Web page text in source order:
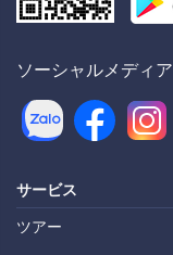
ソーシャルメディア
サービス
ツアー